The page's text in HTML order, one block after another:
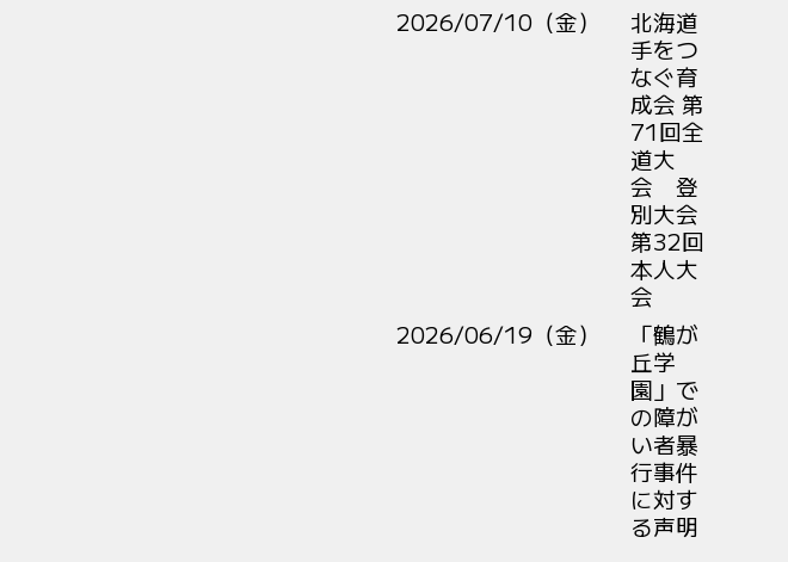
2026/07/10（金）
北海道
手をつ
なぐ育
成会 第
71回全
道大
会 登
別大会
第32回
本人大
会
2026/06/19（金）
「鶴が
丘学
園」で
の障が
い者暴
行事件
に対す
る声明